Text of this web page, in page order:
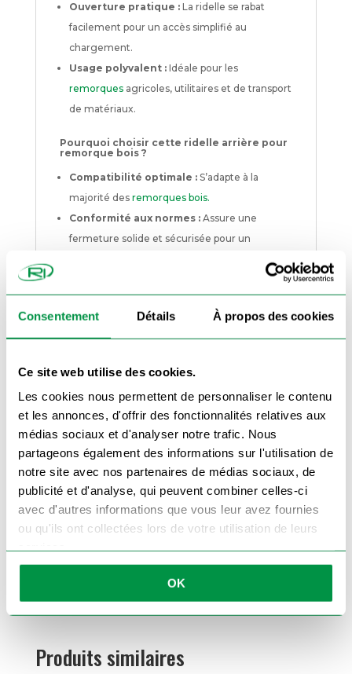
Consentement Détails À propos des cookies
Ce site web utilise des cookies.
Les cookies nous permettent de personnaliser le contenu
et les annonces, d'offrir des fonctionnalités relatives aux
médias sociaux et d'analyser notre trafic. Nous
partageons également des informations sur l'utilisation de
notre site avec nos partenaires de médias sociaux, de
publicité et d'analyse, qui peuvent combiner celles-ci
avec d'autres informations que vous leur avez fournies
ou qu'ils ont collectées lors de votre utilisation de leurs
services.
OK
Ouverture pratique :La ridelle se rabat
facilement pour un accès simplifié au
chargement.
Usage polyvalent :Idéale pour les
remorquesagricoles, utilitaires et de transport
de matériaux.
Pourquoi choisir cette ridelle arrière pour
remorque bois ?
Compatibilité optimale :S’adapte à la
majorité des remorques bois.
Conformité aux normes :Assure une
fermeture solide et sécurisée pour un
Disponible en bois naturel ou
de votre remorque.
Avant de fixer la ridelle arrière, assurez-vous
alignés. Utilisez des boulons et vis adaptés pour
une installation sécurisée. Pensez à vérifier
régulièrement l’état du bois et des fixations
pour garantir une longue durée de vie.
Vous recherchez des ridelles pour votre
remorque, mais vous ne savez pas où
trouver votre bonheur ? N'hésitez pas à
consulter nosdifférentes gammes de
ridelles
sur notre site !
Que vous soyez un particulier ou un
professionnel, cette ridelle arrière pour
remorque bois est un accessoire indispensable
pour optimiser votre équipement.
Commandez dès maintenant votre ridelle
arrièreet bénéficiez d’une solution pratique et
Produits similaires